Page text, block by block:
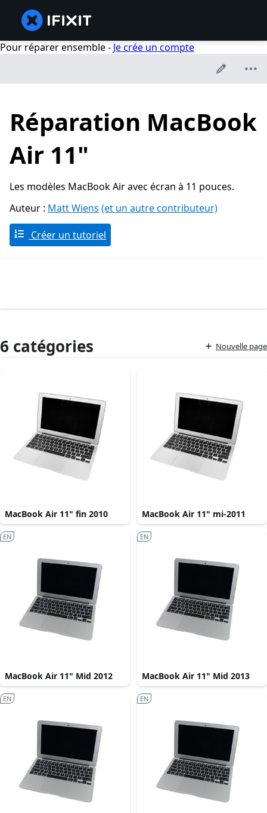
Pour réparer ensemble - Je crée un compte
Réparation MacBook
Air 11"
Les modèles MacBook Air avec écran à 11 pouces.
Auteur : Matt Wiens (et un autre contributeur)
Créer un tutoriel
6 catégories Nouvelle page
MacBook Air 11" fin 2010 MacBook Air 11" mi-2011
MacBook Air 11" Mid 2012
EN
MacBook Air 11" Mid 2013
EN
EN EN